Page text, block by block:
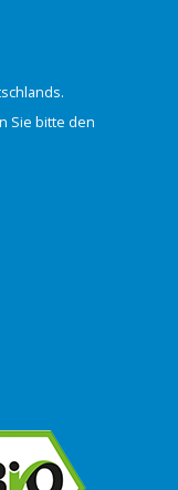
Sie bitte den